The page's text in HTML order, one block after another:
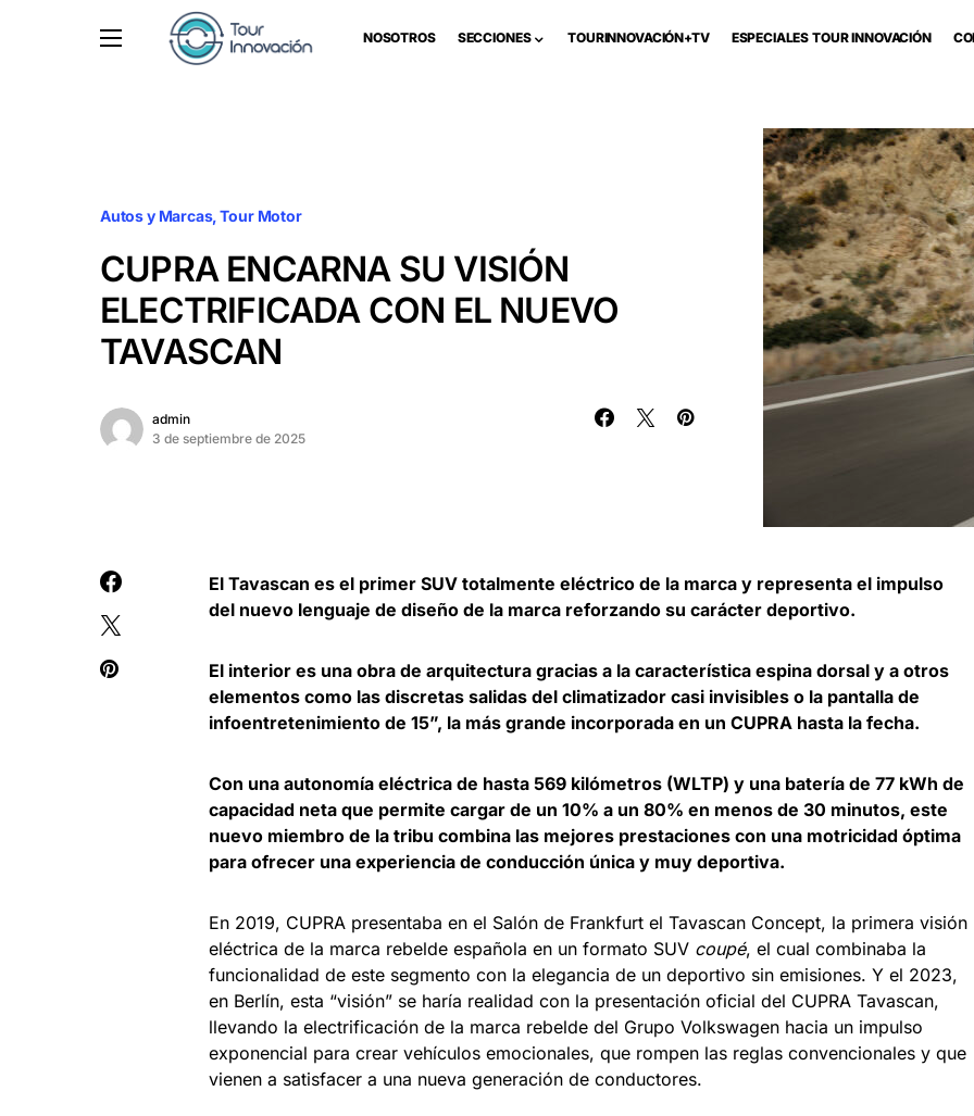
NOSOTROS SECCIONES TOURINNOVACIÓN+TV ESPECIALES TOUR INNOVACIÓN
Autos y Marcas Tour Motor
CUPRA ENCARNA SU VISIÓN
ELECTRIFICADA CON EL NUEVO
TAVASCAN
admin
3 de septiembre de 2025
El Tavascan es el primer SUV totalmente eléctrico de la marca y representa el impulso
del nuevo lenguaje de diseño de la marca reforzando su carácter deportivo.
El interior es una obra de arquitectura gracias a la característica espina dorsal y a otros
elementos como las discretas salidas del climatizador casi invisibles o la pantalla de
infoentretenimiento de 15”, la más grande incorporada en un CUPRA hasta la fecha.
Con una autonomía eléctrica de hasta 569 kilómetros (WLTP) y una batería de 77 kWh de
capacidad neta que permite cargar de un 10% a un 80% en menos de 30 minutos, este
nuevo miembro de la tribu combina las mejores prestaciones con una motricidad óptima
para ofrecer una experiencia de conducción única y muy deportiva.
En 2019, CUPRA presentaba en el Salón de Frankfurt el Tavascan Concept, la primera visión
eléctrica de la marca rebelde española en un formato SUV coupé, el cual combinaba la
funcionalidad de este segmento con la elegancia de un deportivo sin emisiones. Y el 2023,
en Berlín, esta “visión” se haría realidad con la presentación oficial del CUPRA Tavascan,
llevando la electrificación de la marca rebelde del Grupo Volkswagen hacia un impulso
exponencial para crear vehículos emocionales, que rompen las reglas convencionales y que
vienen a satisfacer a una nueva generación de conductores.